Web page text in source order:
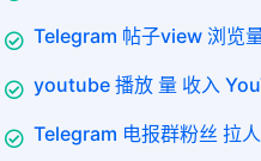
Telegram 帖子view 浏览
youtube 播放 量 收入
Telegram 电报群粉丝 拉